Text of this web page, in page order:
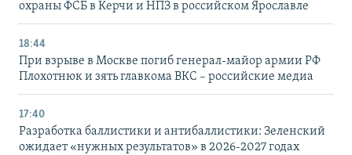
охраны ФСБ в Керчи и НПЗ в российском Ярославле
18:44
При взрыве в Москве погиб генерал-майор армии РФ
Плохотнюк и зять главкома ВКС – российские медиа
17:40
Разработка баллистики и антибаллистики: Зеленский
ожидает «нужных результатов» в 2026-2027 годах